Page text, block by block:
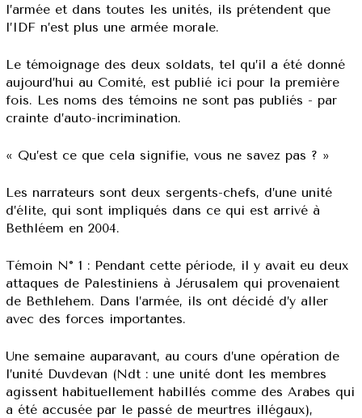
l’armée et dans toutes les unités, ils prétendent que
l’IDF n’est plus une armée morale.
Le témoignage des deux soldats, tel qu’il a été donné
aujourd’hui au Comité, est publié ici pour la première
fois. Les noms des témoins ne sont pas publiés - par
crainte d’auto-incrimination.
« Qu’est ce que cela signifie, vous ne savez pas ? »
Les narrateurs sont deux sergents-chefs, d’une unité
d’élite, qui sont impliqués dans ce qui est arrivé à
Bethléem en 2004.
Témoin N° 1 : Pendant cette période, il y avait eu deux
attaques de Palestiniens à Jérusalem qui provenaient
de Bethlehem. Dans l’armée, ils ont décidé d’y aller
avec des forces importantes.
Une semaine auparavant, au cours d’une opération de
l’unité Duvdevan (Ndt : une unité dont les membres
agissent habituellement habillés comme des Arabes qui
a été accusée par le passé de meurtres illégaux),